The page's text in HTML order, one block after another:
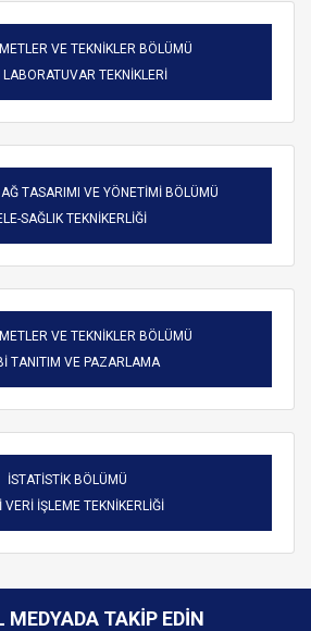
VE TEKNİKLER BÖLÜMÜ
TEKNİKLERİ
TASARIMI VE YÖNETİMİ BÖLÜMÜ
SAĞLIK TEKNİKERLİĞİ
VE TEKNİKLER BÖLÜMÜ
TANITIM VE PAZARLAMA
İSTATİSTİK BÖLÜMÜ
VERİ İŞLEME TEKNİKERLİĞİ
MEDYADA TAKIP EDIN